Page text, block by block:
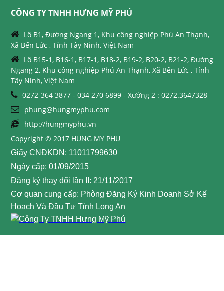
CÔNG TY TNHH HƯNG MỸ PHÚ
Lô B1, Đường Ngang 1, Khu công nghiệp Phú An Thạnh,
Xã Bến Lức , Tỉnh Tây Ninh, Việt Nam
Lô B15-1, B16-1, B17-1, B18-2, B19-2, B20-2, B21-2, Đường
Ngang 2, Khu công nghiệp Phú An Thạnh, Xã Bến Lức , Tỉnh
Tây Ninh, Việt Nam
0272-364 3877 - 034 270 6899 - Xưởng 2 : 0272.3647328
phung@hungmyphu.com
http://hungmyphu.vn
Copyright © 2017 HUNG MY PHU
Giấy CNĐKDN: 11011799630
Ngày cấp: 01/09/2015
Đăng ký thay đổi lần II: 21/11/2017
Cơ quan cung cấp: Phòng Đăng Ký Kinh Doanh Sở Kế
Hoạch Và Đầu Tư Tỉnh Long An